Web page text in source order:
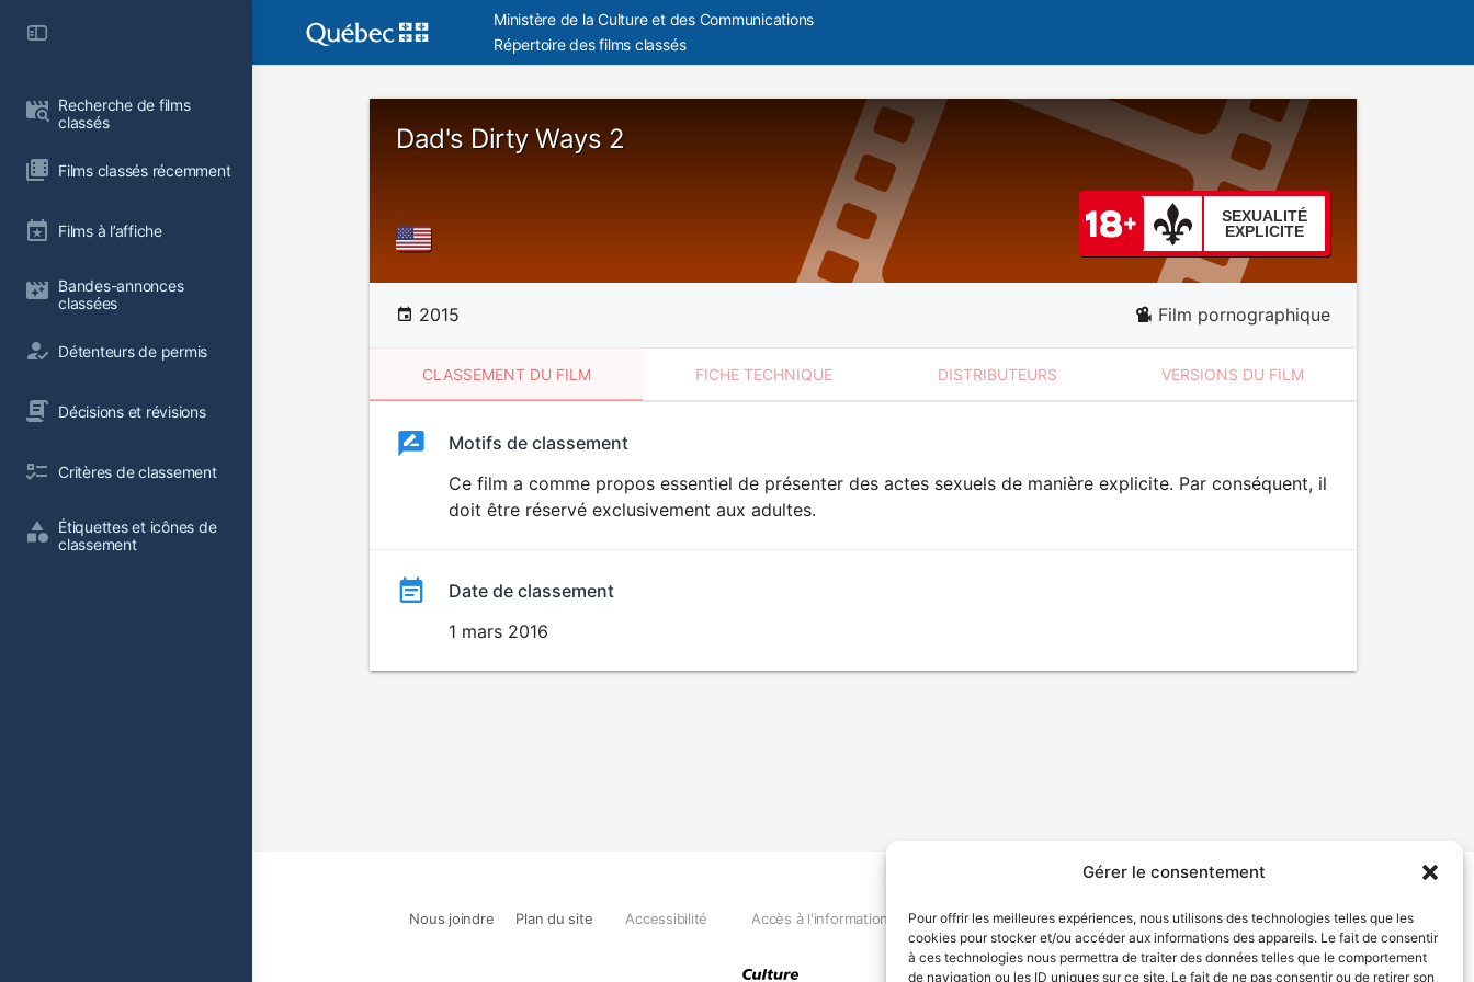
Gérer le consentement
Pour offrir les meilleures expériences, nous utilisons des technologies telles que les
cookies pour stocker et/ou accéder aux informations des appareils. Le fait de consentir
à ces technologies nous permettra de traiter des données telles que le comportement
de navigation ou les ID uniques sur ce site. Le fait de ne pas consentir ou de retirer son
Recherche de films
classés
Films classés récemment
Films à l’affiche
Bandes-annonces
classées
Détenteurs de permis
Décisions et révisions
Critères de classement
Étiquettes et icônes de
classement
Ministère de la Culture et des Communications
Répertoire des films classés
Dad's Dirty Ways 2
SEXUALITÉ
EXPLICITE
2015 Film pornographique
CLASSEMENT DU FILM FICHE TECHNIQUE DISTRIBUTEURS VERSIONS DU FILM
ClassementClassement
SEXUALITÉ
EXPLICITE
Motifs de classement
Ce film a comme propos essentiel de présenter des actes sexuels de manière explicite. Par conséquent, il
doit être réservé exclusivement aux adultes.
Date de classement
1 mars 2016
Nous joindre Plan du site Accessibilité Accès à l'information Déclaration de services Politique de confidentialité